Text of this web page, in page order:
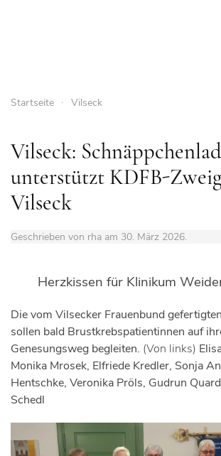
Startseite Vilseck
Vilseck:
unterstützt KDFB-
Vilseck
Geschrieben von rha am 30. März 2026.
Herzkissen für Klinikum
Die vom Vilsecker Frauenbund
sollen bald Brustkrebspatientinnen auf
Genesungsweg begleiten. (Von links)
Monika Mrosek, Elfriede Kredler, Sonja
Hentschke, Veronika Pröls, Gudrun
Schedl